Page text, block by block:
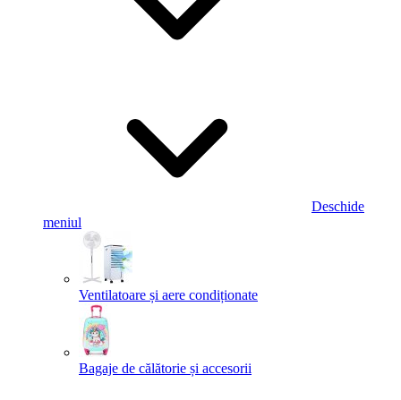
Deschide
meniul
Ventilatoare și aere condiționate
Bagaje de călătorie și accesorii